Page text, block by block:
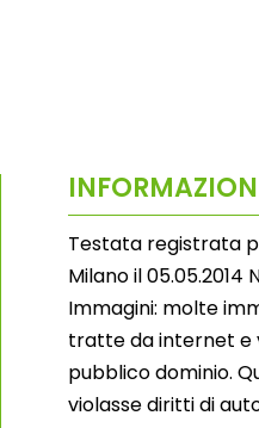
Testata registrata
Milano il 05.05.2014
Immagini: molte
tratte da internet e
pubblico dominio.
violasse diritti di